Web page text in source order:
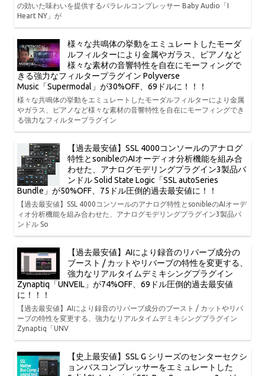
の効いた味わいを提供するパラレルコンプレッサー Baby Audio「I
Heart NY」が
様々な共鳴体の挙動をエミュレートしたモーダ
ルフィルターにより金属やガラス、ピアノなど
様々な素材の音響特性を自在にモーフィングで
きる強力なフィルタープラグイン Polyverse
Music「Supermodal」が30%OFF、69ドルに！！！
様々な共鳴体の挙動をエミュレートしたモーダルフィルターにより金属
やガラス、ピアノなど様々な素材の音響特性を自在にモーフィングでき
る強力なフィルタープラグイン
【過去最安値】SSL 4000コンソールのアナログ
特性とsonibleのAIオーディオ分析機能を組み合
わせた、アナログモデリングプラグイン3製品バ
ンドル Solid State Logic「SSL autoSeries
Bundle」が50%OFF、75ドル圧倒的過去最安値に！！
【過去最安値】SSL 4000コンソールのアナログ特性とsonibleのAIオーデ
ィオ分析機能を組み合わせた、アナログモデリングプラグイン3製品バ
ンドル So
【過去最安値】AIにより録音のリバーブ成分の
ブースト / カットやリバーブの特性を変更する、
強力なリアルタイムデミキシングプラグイン
Zynaptiq「UNVEIL」が74%OFF、69ドル圧倒的過去最安値
に！！！
【過去最安値】AIにより録音のリバーブ成分のブースト / カットやリバ
ーブの特性を変更する、強力なリアルタイムデミキシングプラグイン
Zynaptiq「UNV
【史上最安値】SSL G シリーズのセンターセクシ
ョンバスコンプレッサーをエミュレートした